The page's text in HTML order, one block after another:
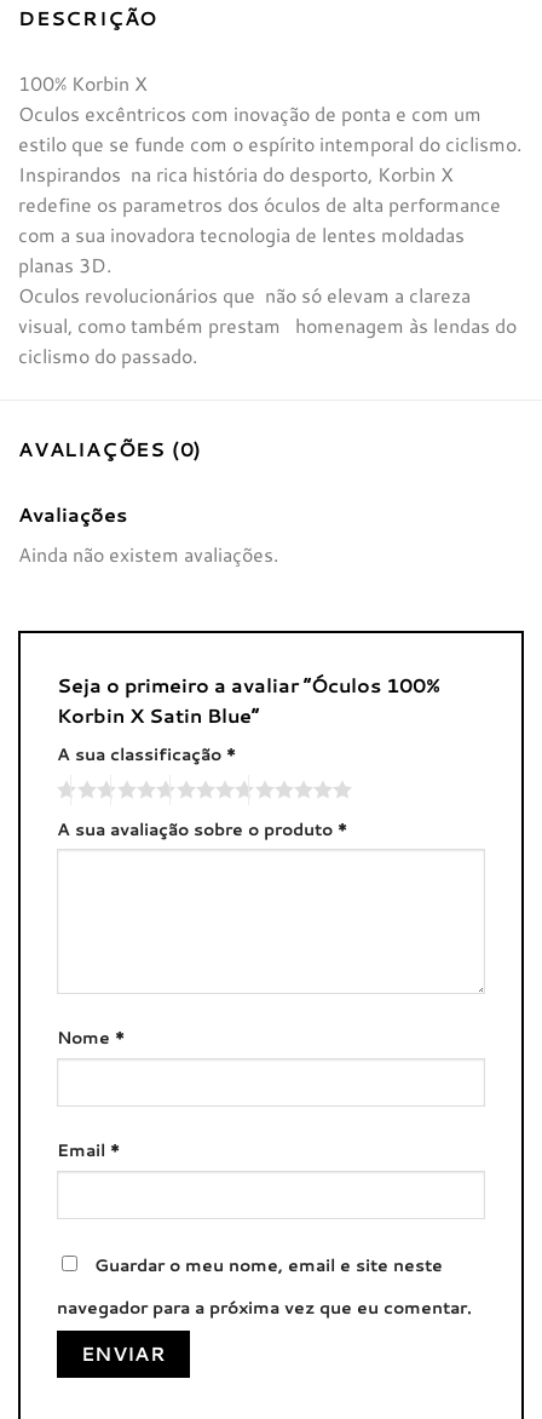
DESCRIÇÃO
100% Korbin X
Oculos excêntricos com inovação de ponta e com um
estilo que se funde com o espírito intemporal do ciclismo.
Inspirandos na rica história do desporto, Korbin X
redefine os parametros dos óculos de alta performance
com a sua inovadora tecnologia de lentes moldadas
planas 3D.
Oculos revolucionários que não só elevam a clareza
visual, como também prestam homenagem às lendas do
ciclismo do passado.
AVALIAÇÕES (0)
Avaliações
Ainda não existem avaliações.
Seja o primeiro a avaliar “Óculos 100%
Korbin X Satin Blue”
A sua classificação *
A sua avaliação sobre o produto *
Nome *
Email *
Guardar o meu nome, email e site neste
navegador para a próxima vez que eu comentar.